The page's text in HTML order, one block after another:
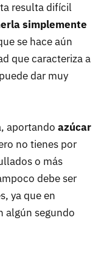
resulta difícil
simplemente
se hace aún
que caracteriza a
dar muy
aportando azúcar
no tienes por
o más
debe ser
ya que en
algún segundo